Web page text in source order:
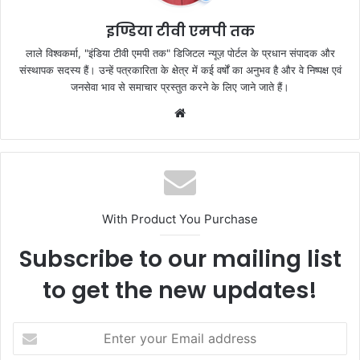
इण्डिया टीवी एमपी तक
लाले विश्वकर्मा, "इंडिया टीवी एमपी तक" डिजिटल न्यूज़ पोर्टल के प्रधान संपादक और
संस्थापक सदस्य हैं। उन्हें पत्रकारिता के क्षेत्र में कई वर्षों का अनुभव है और वे निष्पक्ष एवं
जनसेवा भाव से समाचार प्रस्तुत करने के लिए जाने जाते हैं।
With Product You Purchase
Subscribe to our mailing list
to get the new updates!
your